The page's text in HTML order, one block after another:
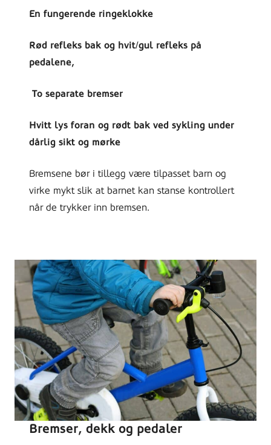
En fungerende ringeklokke
Rød refleks bak og hvit/gul refleks på
pedalene,
To separate bremser
Hvitt lys foran og rødt bak ved sykling under
dårlig sikt og mørke
Bremsene bør i tillegg være tilpasset barn og
virke mykt slik at barnet kan stanse kontrollert
når de trykker inn bremsen.
Bremser, dekk og pedaler